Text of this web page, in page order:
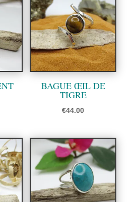
BAGUE ŒIL DE
TIGRE
€44.00